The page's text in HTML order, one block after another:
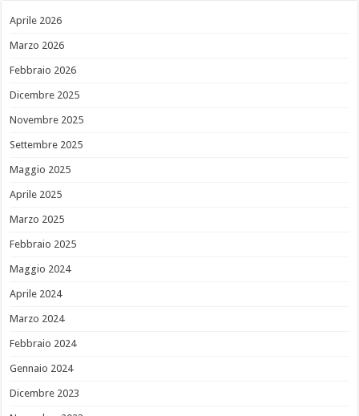
Aprile 2026
Marzo 2026
Febbraio 2026
Dicembre 2025
Novembre 2025
Settembre 2025
Maggio 2025
Aprile 2025
Marzo 2025
Febbraio 2025
Maggio 2024
Aprile 2024
Marzo 2024
Febbraio 2024
Gennaio 2024
Dicembre 2023